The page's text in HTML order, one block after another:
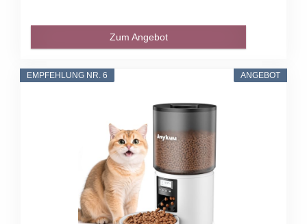
Zum Angebot
ANGEBOT
EMPFEHLUNG NR. 6